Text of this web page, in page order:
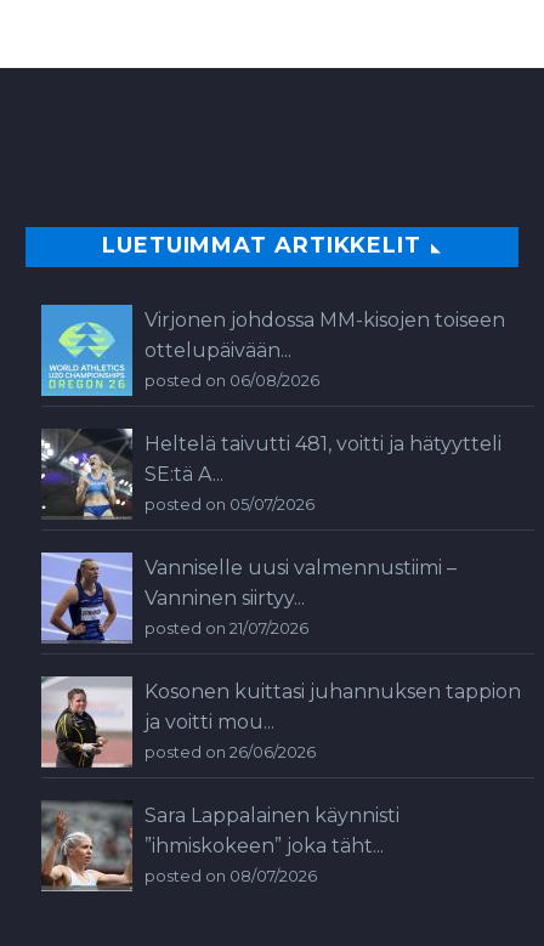
LUETUIMMAT ARTIKKELIT
Virjonen johdossa MM-kisojen toiseen
ottelupäivään...
posted on 06/08/2026
Heltelä taivutti 481, voitti ja hätyytteli
SE:tä A...
posted on 05/07/2026
Vanniselle uusi valmennustiimi –
Vanninen siirtyy...
posted on 21/07/2026
Kosonen kuittasi juhannuksen tappion
ja voitti mou...
posted on 26/06/2026
Sara Lappalainen käynnisti
”ihmiskokeen” joka täht...
posted on 08/07/2026